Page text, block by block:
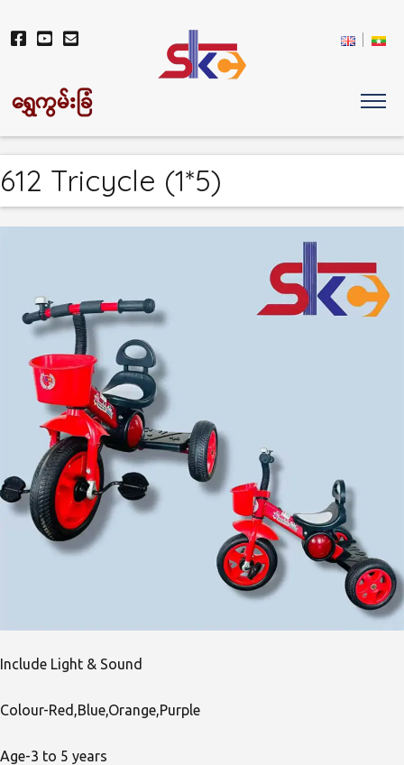
ရွှေကွမ်းခြံ
612 Tricycle (1*5)
Include Light & Sound
Colour-Red,Blue,Orange,Purple
Age-3 to 5 years